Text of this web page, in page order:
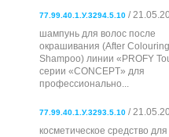
77.99.40.1.У.3294.5.10 /
шампунь для волос после
окрашивания (After Colouring
Shampoo) линии «PROFY
серии «CONCEPT» для
профессионально...
77.99.40.1.У.3293.5.10 /
косметическое средство для